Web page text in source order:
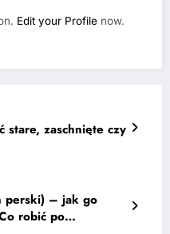
Edit your Profile now.
stare, zaschnięte czy
perski) – jak go
robić po